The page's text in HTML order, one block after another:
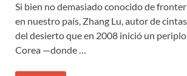
Si bien no demasiado conocido de
en nuestro país, Zhang Lu, autor de
del desierto que en 2008 inició un
Corea —donde …